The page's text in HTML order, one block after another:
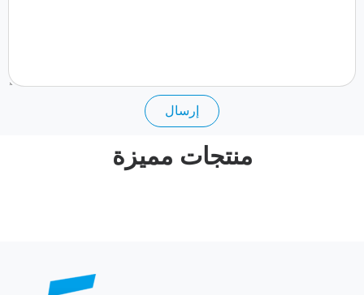
إرسال
منتجات مميزة